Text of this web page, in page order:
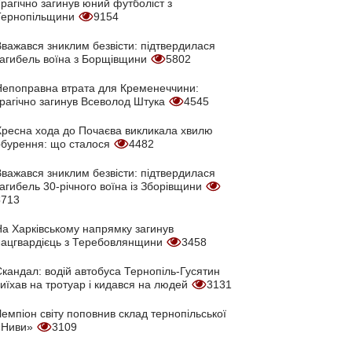
Трагічно загинув юний футболіст з
9154
зниклим безвісти: підтвердилася
воїна з Борщівщини
5802
втрата для Кременеччини:
загинув Всеволод Штука
4545
хода до Почаєва викликала хвилю
що сталося
4482
зниклим безвісти: підтвердилася
30-річного воїна із Зборівщини
Харківському напрямку загинув
з Теребовлянщини
3458
водій автобуса Тернопіль-Гусятин
на тротуар і кидався на людей
3131
світу поповнив склад тернопільської
3109